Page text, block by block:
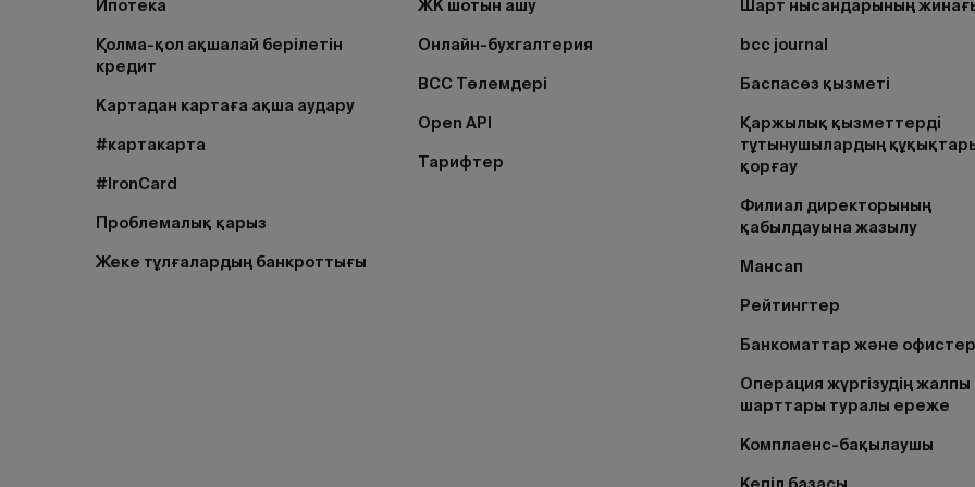
Ипотека
Қолма-қол ақшалай берілетін
кредит
Картадан картаға ақша аудару
#картакарта
#IronCard
Проблемалық қарыз
Жеке тұлғалардың банкроттығы
ЖК шотын ашу
Онлайн-бухгалтерия
BCC Төлемдері
Open API
Тарифтер
Шарт нысандарының
bcc journal
Баспасөз қызметі
Қаржылық қызметтерді
тұтынушылардың
қорғау
Филиал директорының
қабылдауына жазылу
Мансап
Рейтингтер
Банкоматтар және офистер
Операция жүргізудің жалпы
шарттары туралы ереже
Комплаенс-бақылаушы